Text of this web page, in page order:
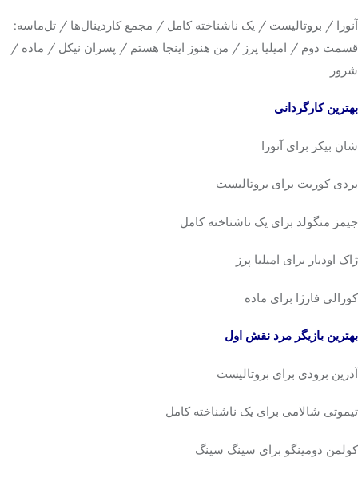
آنورا / بروتالیست / یک ناشناخته کامل / مجمع کاردینال‌ها / تل‌ماسه:
قسمت دوم / امیلیا پرز / من هنوز اینجا هستم / پسران نیکل / ماده /
شرور
بهترین کارگردانی
شان بیکر برای آنورا
بردی کوربت برای بروتالیست
جیمز منگولد برای یک ناشناخته کامل
ژاک اودیار برای امیلیا پرز
کورالی فارژا برای ماده
بهترین بازیگر مرد نقش اول
آدرین برودی برای بروتالیست
تیموتی شالامی برای یک ناشناخته کامل
کولمن دومینگو برای سینگ سینگ